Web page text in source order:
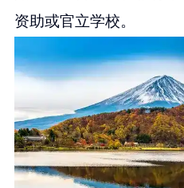
资助或官立学校。